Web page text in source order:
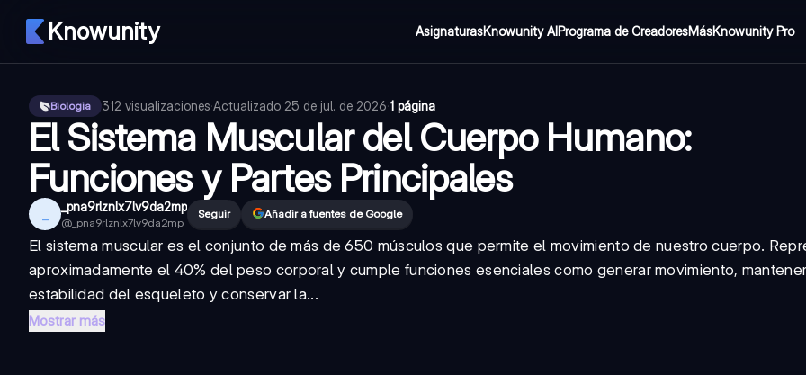
Knowunity AsignaturasKnowunity AIPrograma de CreadoresMásKnowunity Pro
Biologia 312 visualizaciones·Actualizado 25 de jul. de 2026·1 página
El Sistema Muscular del Cuerpo Humano:
Funciones y Partes Principales
_pna9rlznlx7lv9da2mp
@ _pna9rlznlx7lv9da2mp
Seguir Añadir a fuentes de Google
El sistema muscular es el conjunto de más de 650 músculos que permite el movimiento de nuestro cuerpo.
aproximadamente el 40% del peso corporal y cumple funciones esenciales como generar movimiento,
estabilidad del esqueleto y conservar la...
Mostrar más